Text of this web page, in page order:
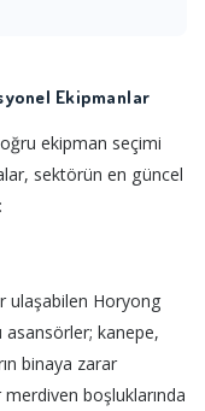
Ekipmanlar
ekipman seçimi
sektörün en güncel
ulaşabilen Horyong
asansörler; kanepe,
binaya zarar
merdiven boşluklarında